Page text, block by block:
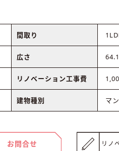
間取り
広さ
リノベーション工事費
建物種別 マ
お問合せ リノ